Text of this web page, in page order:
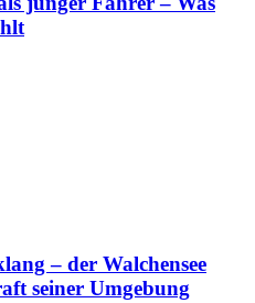
– der Walchensee
seiner Umgebung